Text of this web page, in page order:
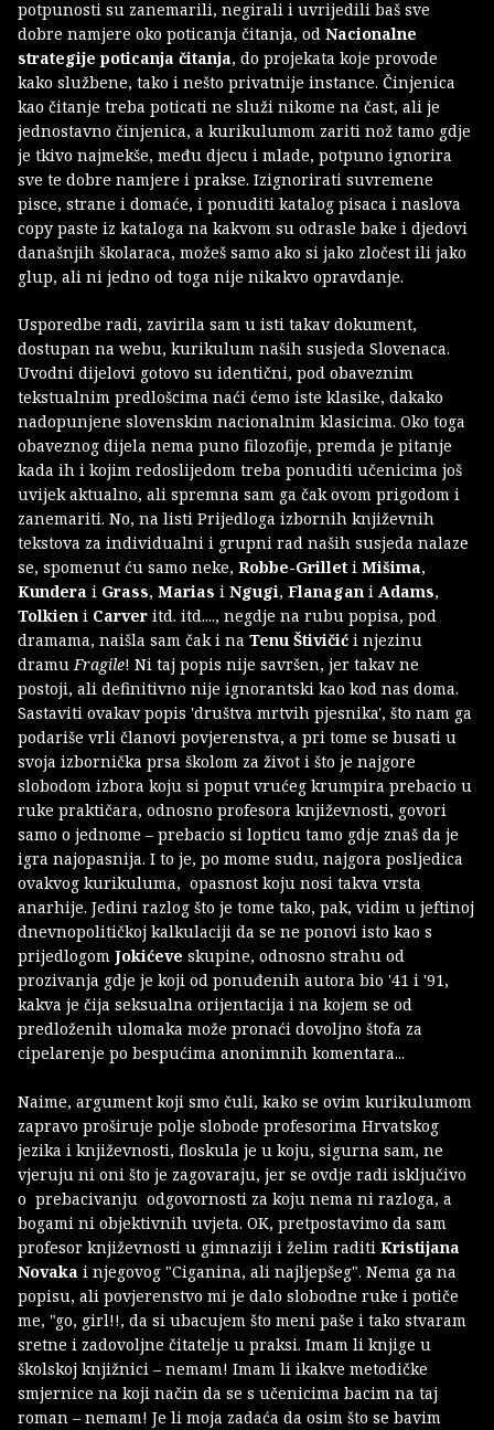
potpunosti su zanemarili, negirali i uvrijedili baš sve
dobre namjere oko poticanja čitanja, od Nacionalne
strategije poticanja čitanja, do projekata koje provode
kako službene, tako i nešto privatnije instance. Činjenica
kao čitanje treba poticati ne služi nikome na čast, ali je
jednostavno činjenica, a kurikulumom zariti nož tamo gdje
je tkivo najmekše, među djecu i mlade, potpuno ignorira
sve te dobre namjere i prakse. Izignorirati suvremene
pisce, strane i domaće, i ponuditi katalog pisaca i naslova
copy paste iz kataloga na kakvom su odrasle bake i djedovi
današnjih školaraca, možeš samo ako si jako zločest ili jako
glup, ali ni jedno od toga nije nikakvo opravdanje.
Usporedbe radi, zavirila sam u isti takav dokument,
dostupan na webu, kurikulum naših susjeda Slovenaca.
Uvodni dijelovi gotovo su identični, pod obaveznim
tekstualnim predlošcima naći ćemo iste klasike, dakako
nadopunjene slovenskim nacionalnim klasicima. Oko toga
obaveznog dijela nema puno filozofije, premda je pitanje
kada ih i kojim redoslijedom treba ponuditi učenicima još
uvijek aktualno, ali spremna sam ga čak ovom prigodom i
zanemariti. No, na listi Prijedloga izbornih književnih
tekstova za individualni i grupni rad naših susjeda nalaze
se, spomenut ću samo neke, Robbe-Grillet i Mišima,
Kundera i Grass, Marias i Ngugi, Flanagan i Adams,
Tolkien i Carver itd. itd...., negdje na rubu popisa, pod
dramama, naišla sam čak i na Tenu Štivičić i njezinu
dramuFragile! Ni taj popis nije savršen, jer takav ne
postoji, ali definitivno nije ignorantski kao kod nas doma.
Sastaviti ovakav popis 'društva mrtvih pjesnika', što nam ga
podariše vrli članovi povjerenstva, a pri tome se busati u
svoja izbornička prsa školom za život i što je najgore
slobodom izbora koju si poput vrućeg krumpira prebacio u
ruke praktičara, odnosno profesora književnosti, govori
samo o jednome – prebacio si lopticu tamo gdje znaš da je
igra najopasnija. I to je, po mome sudu, najgora posljedica
ovakvog kurikuluma, opasnost koju nosi takva vrsta
anarhije. Jedini razlog što je tome tako, pak, vidim u jeftinoj
dnevnopolitičkoj kalkulaciji da se ne ponovi isto kao s
prijedlogom Jokićeve skupine, odnosno strahu od
prozivanja gdje je koji od ponuđenih autora bio '41 i '91,
kakva je čija seksualna orijentacija i na kojem se od
predloženih ulomaka može pronaći dovoljno štofa za
cipelarenje po bespućima anonimnih komentara...
Naime, argument koji smo čuli, kako se ovim kurikulumom
zapravo proširuje polje slobode profesorima Hrvatskog
jezika i književnosti, floskula je u koju, sigurna sam, ne
vjeruju ni oni što je zagovaraju, jer se ovdje radi isključivo
o prebacivanju odgovornosti za koju nema ni razloga, a
bogami ni objektivnih uvjeta. OK, pretpostavimo da sam
profesor književnosti u gimnaziji i želim raditi Kristijana
Novaka i njegovog "Ciganina, ali najljepšeg". Nema ga na
popisu, ali povjerenstvo mi je dalo slobodne ruke i potiče
me, "go, girl!!, da si ubacujem što meni paše i tako stvaram
sretne i zadovoljne čitatelje u praksi. Imam li knjige u
školskoj knjižnici – nemam! Imam li ikakve metodičke
smjernice na koji način da se s učenicima bacim na taj
roman – nemam! Je li moja zadaća da osim što se bavim